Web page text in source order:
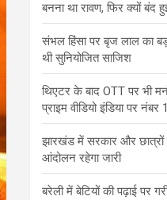
बनना था रावण, फिर क्यों बंद
संभल हिंसा पर बृज लाल का
थी सुनियोजित साजिश
थिएटर के बाद OTT पर भी
प्राइम वीडियो इंडिया पर नंबर 1
झारखंड में सरकार और छात्रों
आंदोलन रहेगा जारी
बरेली में बेटियों की पढ़ाई पर